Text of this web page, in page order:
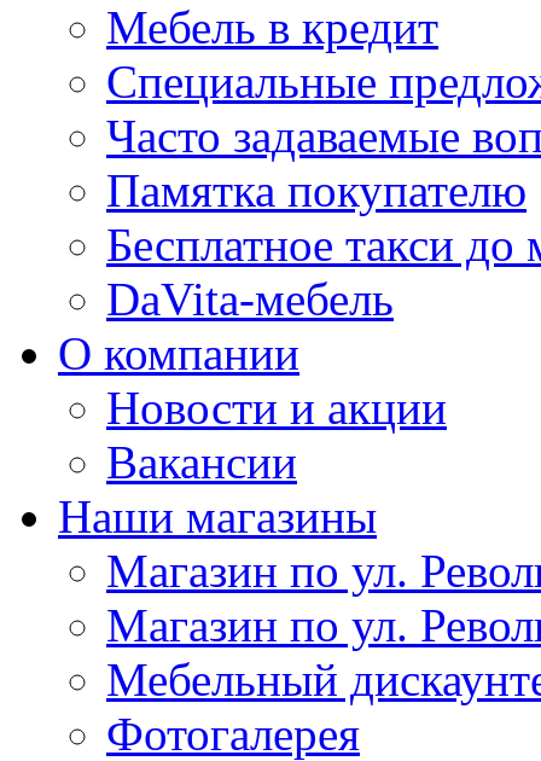
Мебель в кредит
Специальные
Часто задаваемые
Памятка покупателю
Бесплатное такси до
DaVita-мебель
О компании
Новости и акции
Вакансии
Наши магазины
Магазин по ул.
Магазин по ул.
Мебельный
Фотогалерея